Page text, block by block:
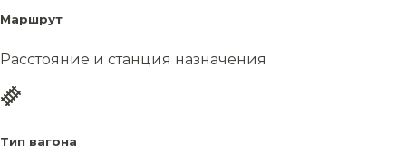
Маршрут
Расстояние и станция назначения
Тип вагона